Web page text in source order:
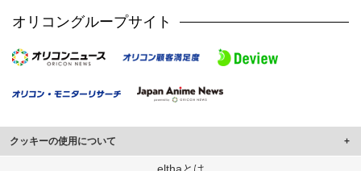
オリコングループサイト
クッキーの使用について
このサイトでは Cookie を使用して、ユーザーに合わせたコンテンツや広告の
elthaとは